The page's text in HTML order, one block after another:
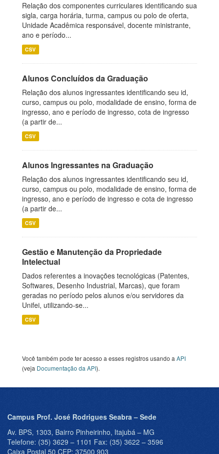
Relação dos componentes curriculares identificando sua
sigla, carga horária, turma, campus ou polo de oferta,
Unidade Acadêmica responsável, docente ministrante,
ano e período...
CSV
Alunos Concluídos da Graduação
Relação dos alunos ingressantes identificando seu id,
curso, campus ou polo, modalidade de ensino, forma de
ingresso, ano e período de ingresso, cota de ingresso
(a partir de...
CSV
Alunos Ingressantes na Graduação
Relação dos alunos ingressantes identificando seu id,
curso, campus ou polo, modalidade de ensino, forma de
ingresso, ano e período de ingresso e cota de ingresso
(a partir de...
CSV
Gestão e Manutenção da Propriedade
Intelectual
Dados referentes a inovações tecnológicas (Patentes,
Softwares, Desenho Industrial, Marcas), que foram
geradas no período pelos alunos e/ou servidores da
Unifei, utilizando-se...
CSV
Você também pode ter acesso a esses registros usando a API
(veja Documentação da API).
Campus Prof. José Rodrigues Seabra – Sede
Av. BPS, 1303, Bairro Pinheirinho, Itajubá – MG
Telefone: (35) 3629 – 1101 Fax: (35) 3622 – 3596
Caixa Postal 50 CEP: 37500 903